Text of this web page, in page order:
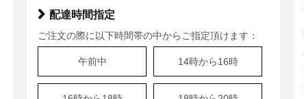
配達時間指定
ご注文の際に以下時間帯の中からご指定頂けます：
午前中 14時から16時